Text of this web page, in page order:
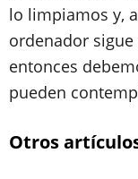
lo limpiamos y,
ordenador
entonces
pueden
Otros